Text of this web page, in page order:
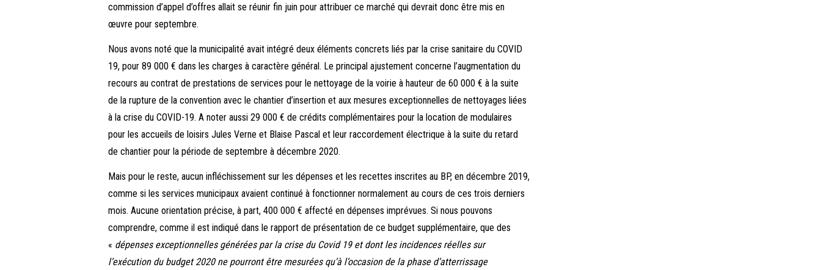
commission d’appel d’offres allait se réunir fin juin pour attribuer ce marché qui devrait donc être mis en
œuvre pour septembre.
Nous avons noté que la municipalité avait intégré deux éléments concrets liés par la crise sanitaire du COVID
19, pour 89 000 € dans les charges à caractère général. Le principal ajustement concerne l’augmentation du
recours au contrat de prestations de services pour le nettoyage de la voirie à hauteur de 60 000 € à la suite
de la rupture de la convention avec le chantier d’insertion et aux mesures exceptionnelles de nettoyages liées
à la crise du COVID-19. A noter aussi 29 000 € de crédits complémentaires pour la location de modulaires
pour les accueils de loisirs Jules Verne et Blaise Pascal et leur raccordement électrique à la suite du retard
de chantier pour la période de septembre à décembre 2020.
Mais pour le reste, aucun infléchissement sur les dépenses et les recettes inscrites au BP, en décembre 2019,
comme si les services municipaux avaient continué à fonctionner normalement au cours de ces trois derniers
mois. Aucune orientation précise, à part, 400 000 € affecté en dépenses imprévues. Si nous pouvons
comprendre, comme il est indiqué dans le rapport de présentation de ce budget supplémentaire, que des
« dépenses exceptionnelles générées par la crise du Covid 19 et dont les incidences réelles sur
l’exécution du budget 2020 ne pourront être mesurées qu’à l’occasion de la phase d’atterrissage